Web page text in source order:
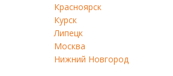
Красноярск
Курск
Липецк
Москва
Нижний Новгород